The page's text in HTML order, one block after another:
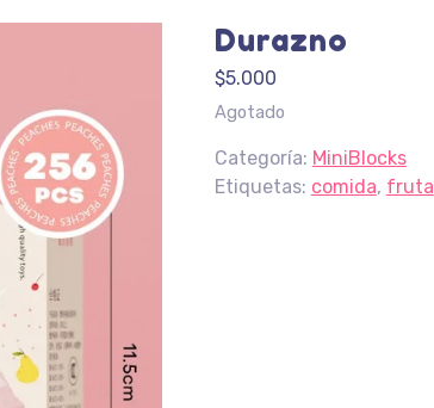
Durazno
$5.000
Agotado
Categoría: MiniBlocks
Etiquetas: comida, fruta